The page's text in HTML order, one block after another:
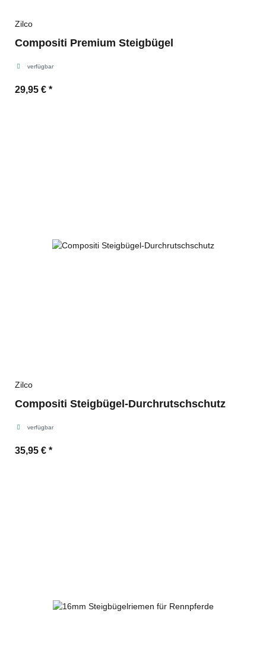
Zilco
Compositi Premium Steigbügel
verfügbar
29,95 € *
Zilco
Compositi Steigbügel-Durchrutschschutz
verfügbar
35,95 € *